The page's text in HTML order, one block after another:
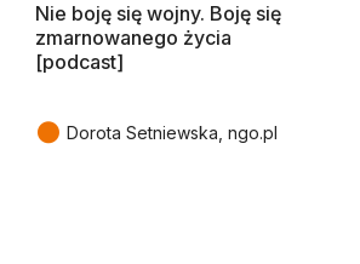
Nie boję się wojny. Boję się
zmarnowanego życia
[podcast]
● Dorota Setniewska, ngo.pl